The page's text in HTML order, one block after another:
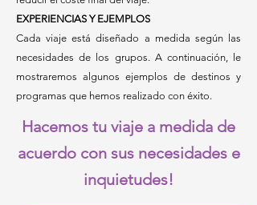
EXPERIENCIAS Y EJEMPLOS
Cada viaje está diseñado a medida según las
necesidades de los grupos. A continuación, le
mostraremos algunos ejemplos de destinos y
programas que hemos realizado con éxito.
Hacemos tu viaje a medida de
acuerdo con sus necesidades e
inquietudes!